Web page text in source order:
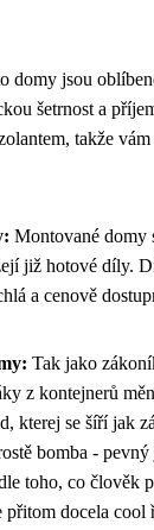
domy jsou
šetrnost a
takže
Montované domy
již hotové díly.
a cenově
Tak jako
z kontejnerů
kterej se šíří jak
bomba -
toho, co člověk
docela cool